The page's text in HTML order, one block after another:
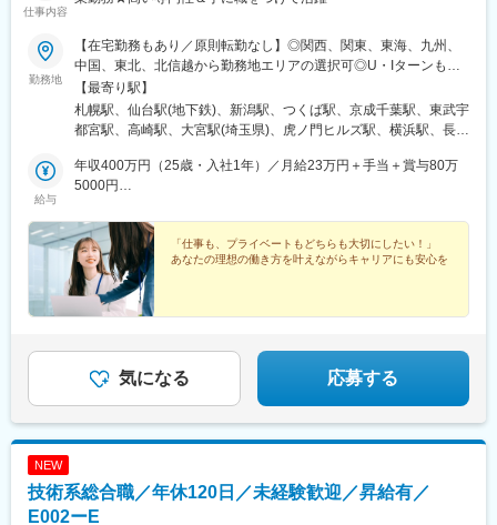
之島駅、なにわ橋駅、甘木駅(甘木鉄道線)、住之江公園駅、上前津
駅、久屋大通駅、平沼橋駅、国道駅、蒔田駅、赤羽岩淵駅、セン
ター北駅、勾当台公園駅、本笠寺駅、自由ケ丘駅(愛知県)、出島
駅、北１２条駅、あおば通駅、新千葉駅、神谷町駅、新高島駅、
日吉町駅、新浜松駅、名鉄名古屋駅、梅田駅(地下鉄)、富山駅、京
駅、西辛島町駅、市民広場駅、三滝駅、舟入本町駅、花田口駅、
麻布十番駅、大国町駅、桃山御陵前駅、野田駅(阪神線)、肥後橋
前、五島町駅
仕事内容
勤務地
【在宅勤務もあり／原則転勤なし】◎関西、関東、東海、九州、
中国、東北、北信越から勤務地エリアの選択可◎U・Iターンも歓
迎！（引越し代全額負担・家賃95％補助など制度完備）■関西エ
リア（大阪、京都、兵庫、奈良、和歌山、滋賀）■関東エリア（東
京、神奈川、千葉、埼玉、栃木、茨城、群馬など）■東海エリア
国エリア（広島、岡山、愛媛など）■東北エリア（宮城、福島な
ど）■北信越エリア（石川、福井、富山、新潟、長野など）のプロ
モート案件あり）◎転居を伴う転勤は、基本的には本人が希望す
る場合以外ありません※受動喫煙防止対策：オフィス内全面禁煙
【最寄り駅】
札幌駅、仙台駅(地下鉄)、新潟駅、つくば駅、京成千葉駅、東武宇
都宮駅、高崎駅、大宮駅(埼玉県)、虎ノ門ヒルズ駅、横浜駅、長野
線)、インテック本社前駅、烏丸駅、三宮駅(神戸新交通)、山陽姫
路駅、岡山駅、八丁堀駅(広島県)、高松駅(香川県)、天神駅、花畑
尾駅、水島駅、通津駅、福山駅、岩国駅、可部駅、横川駅(広島
県)、東広島駅、山西駅、本町六丁目駅、金川駅、東野駅(京都
府)、東山・おかでんミュージアム駅、衣山駅、山麓駅(皿倉山)、
堺筋本町駅、鷹野橋駅、堺駅、比治山下駅、広域公園前駅、横川
一丁目駅、錦糸町駅、検見川浜駅、本町駅、津守駅、中野東駅、
六本木駅、伊予大洲駅、福駅、芦原橋駅、桃山駅、野田阪神駅、
東比恵駅、渡辺橋駅、淀屋橋駅、鶴崎駅、西小倉駅、二島駅、今
池駅(福岡県)、上鳥羽口駅、竹下駅、小森江駅、甘木駅(西鉄線)、
広畑駅、住ノ江駅、江波駅、八本松駅、矢場町駅、大船駅、新羽
駅、油田駅、五井駅、門出駅、洛西口駅、小舞子駅、黒川駅(愛知
羽駅、峰駅、陸前落合駅、センター南駅、北四番丁駅、稲永駅、
岡本駅(栃木県)、笠寺駅、村井駅、茅野駅、本山駅(愛知県)、さが
給与
年収400万円（25歳・入社1年）／月給23万円＋手当＋賞与80万
5000円
5000円
「仕事も、プライベートもどちらも大切にしたい！」
あなたの理想の働き方を叶えながらキャリアにも安心を
気になる 応募する
NEW
技術系総合職／年休120日／未経験歓迎／昇給有／
E002ーE